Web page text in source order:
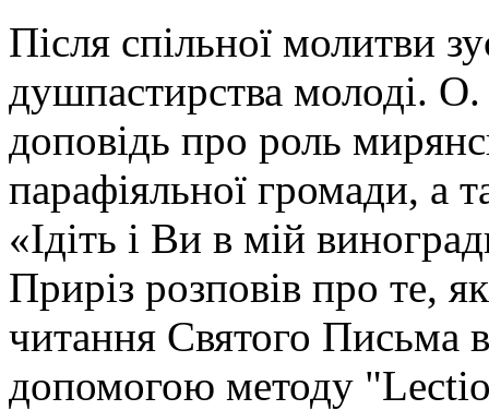
Після спільної молитви
душпастирства молоді.
доповідь про роль
парафіяльної громади, а
«Ідіть і Ви в мій
Приріз розповів про те,
читання Святого Письма
допомогою методу